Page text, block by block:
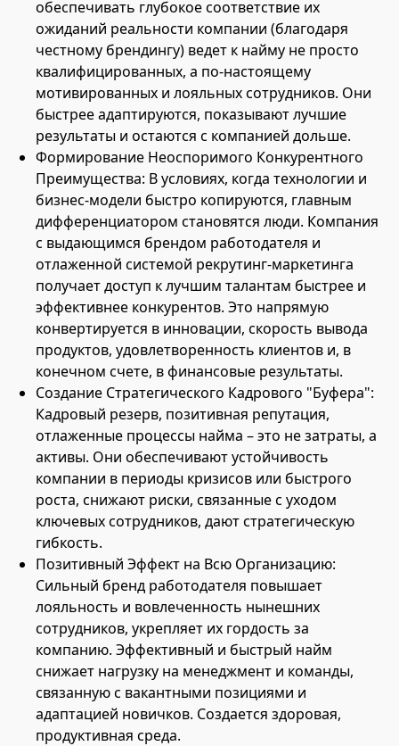
обеспечивать глубокое соответствие их
ожиданий реальности компании (благодаря
честному брендингу) ведет к найму не просто
квалифицированных, а по-настоящему
мотивированных и лояльных сотрудников. Они
быстрее адаптируются, показывают лучшие
результаты и остаются с компанией дольше.
Формирование Неоспоримого Конкурентного
Преимущества: В условиях, когда технологии и
бизнес-модели быстро копируются, главным
дифференциатором становятся люди. Компания
с выдающимся брендом работодателя и
отлаженной системой рекрутинг-маркетинга
получает доступ к лучшим талантам быстрее и
эффективнее конкурентов. Это напрямую
конвертируется в инновации, скорость вывода
продуктов, удовлетворенность клиентов и, в
конечном счете, в финансовые результаты.
Создание Стратегического Кадрового "Буфера":
Кадровый резерв, позитивная репутация,
отлаженные процессы найма – это не затраты, а
активы. Они обеспечивают устойчивость
компании в периоды кризисов или быстрого
роста, снижают риски, связанные с уходом
ключевых сотрудников, дают стратегическую
гибкость.
Позитивный Эффект на Всю Организацию:
Сильный бренд работодателя повышает
лояльность и вовлеченность нынешних
сотрудников, укрепляет их гордость за
компанию. Эффективный и быстрый найм
снижает нагрузку на менеджмент и команды,
связанную с вакантными позициями и
адаптацией новичков. Создается здоровая,
продуктивная среда.